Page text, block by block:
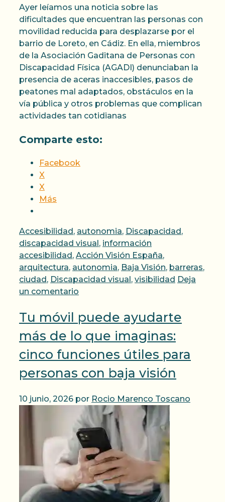
Ayer leíamos una noticia sobre las
dificultades que encuentran las personas con
movilidad reducida para desplazarse por el
barrio de Loreto, en Cádiz. En ella, miembros
de la Asociación Gaditana de Personas con
Discapacidad Física (AGADI) denunciaban la
presencia de aceras inaccesibles, pasos de
peatones mal adaptados, obstáculos en la
vía pública y otros problemas que complican
actividades tan cotidianas
Comparte esto:
Facebook
X
X
Más
Categorías
Accesibilidad , autonomia, Discapacidad ,
discapacidad visual , información
accesibilidad , Acción Visión España,
arquitectura, autonomia, Baja Visión, barreras,
ciudad , Discapacidad visual , visibilidad Deja
un comentario
Tu móvil puede ayudarte
más de lo que imaginas:
cinco funciones útiles para
personas con baja visión
10 junio, 2026 por Rocio Marenco Toscano